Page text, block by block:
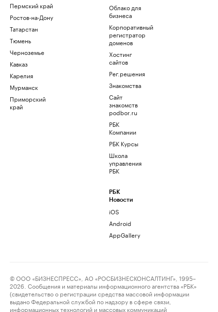
Пермский край
Ростов-на-Дону
Татарстан
Тюмень
Черноземье
Кавказ
Карелия
Мурманск
Приморский
край
Облако для
бизнеса
Корпоративный
регистратор
доменов
Хостинг
сайтов
Рег.решения
Знакомства
Сайт
знакомств
podbor.ru
РБК
Компании
РБК Курсы
Школа
управления
РБК
РБК
Новости
iOS
Android
AppGallery
© ООО «БИЗНЕСПРЕСС», АО «РОСБИЗНЕСКОНСАЛТИНГ», 1995–
2026. Сообщения и материалы информационного агентства «РБК»
(свидетельство о регистрации средства массовой информации
выдано Федеральной службой по надзору в сфере связи,
информационных технологий и массовых коммуникаций